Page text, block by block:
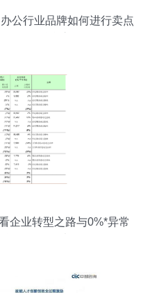
公行业品牌如何进行卖点
企业转型之路与0%*异常